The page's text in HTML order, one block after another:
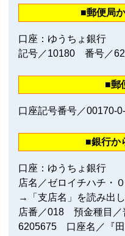
■郵便局
口座：ゆうちょ銀行
記号／10180 番号／
■郵
口座記号番号／
■銀行か
口座：ゆうちょ銀行
店名／ゼロイチハチ・
→「支店名」を読み出
店番／018 預金種目
6205675 口座名／『田